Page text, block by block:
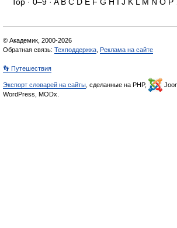
© Академик, 2000-2026
Обратная связь: Техподдержка Реклама на сайте
👣 Путешествия
Экспорт словарей на сайты , сделанные на PHP,
WordPress, MODx.